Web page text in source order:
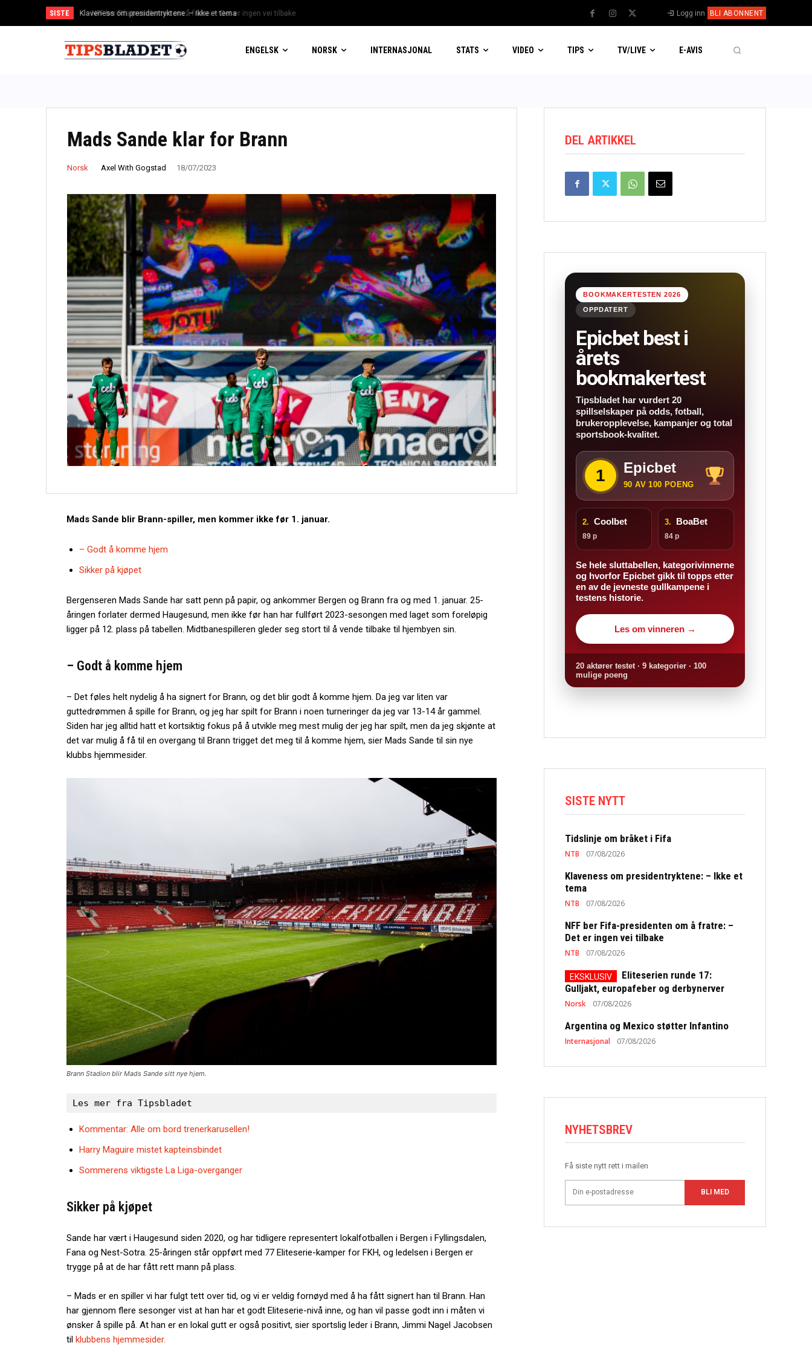
SISTE NFF ber Fifa-presidenten om å fratre: – Det er ingen vei tilbake Logg inn BLI ABONNENT
ENGELSK NORSK INTERNASJONAL STATS VIDEO TIPS TV/LIVE E-AVIS
Mads Sande klar for Brann
Norsk Axel With Gogstad 18/07/2023
Mads Sande blir Brann-spiller, men kommer ikke før 1. januar.
– Godt å komme hjem
Sikker på kjøpet
Bergenseren Mads Sande har satt penn på papir, og ankommer Bergen og Brann fra og med 1. januar. 25-
åringen forlater dermed Haugesund, men ikke før han har fullført 2023-sesongen med laget som foreløpig
ligger på 12. plass på tabellen. Midtbanespilleren gleder seg stort til å vende tilbake til hjembyen sin.
– Godt å komme hjem
– Det føles helt nydelig å ha signert for Brann, og det blir godt å komme hjem. Da jeg var liten var
guttedrømmen å spille for Brann, og jeg har spilt for Brann i noen turneringer da jeg var 13-14 år gammel.
Siden har jeg alltid hatt et kortsiktig fokus på å utvikle meg mest mulig der jeg har spilt, men da jeg skjønte at
det var mulig å få til en overgang til Brann trigget det meg til å komme hjem, sier Mads Sande til sin nye
klubbs hjemmesider.
Brann Stadion blir Mads Sande sitt nye hjem.
Les mer fra Tipsbladet
Kommentar: Alle om bord trenerkarusellen!
Harry Maguire mistet kapteinsbindet
Sommerens viktigste La Liga-overganger
Sikker på kjøpet
Sande har vært i Haugesund siden 2020, og har tidligere representert lokalfotballen i Bergen i Fyllingsdalen,
Fana og Nest-Sotra. 25-åringen står oppført med 77 Eliteserie-kamper for FKH, og ledelsen i Bergen er
trygge på at de har fått rett mann på plass.
– Mads er en spiller vi har fulgt tett over tid, og vi er veldig fornøyd med å ha fått signert han til Brann. Han
har gjennom flere sesonger vist at han har et godt Eliteserie-nivå inne, og han vil passe godt inn i måten vi
ønsker å spille på. At han er en lokal gutt er også positivt, sier sportslig leder i Brann, Jimmi Nagel Jacobsen
til klubbens hjemmesider.
DEL ARTIKKEL
BOOKMAKERTESTEN 2026
OPPDATERT
Epicbet best i
årets
bookmakertest
Tipsbladet har vurdert 20
spillselskaper på odds, fotball,
brukeropplevelse, kampanjer og total
sportsbook-kvalitet.
1 Epicbet
90 AV 100 POENG
2. Coolbet
89 p
3. BoaBet
84 p
Se hele sluttabellen, kategorivinnerne
og hvorfor Epicbet gikk til topps etter
en av de jevneste gullkampene i
testens historie.
Les om vinneren →
20 aktører testet · 9 kategorier · 100
mulige poeng
SISTE NYTT
Tidslinje om bråket i Fifa
NTB 07/08/2026
Klaveness om presidentryktene: – Ikke et
tema
NTB 07/08/2026
NFF ber Fifa-presidenten om å fratre: –
Det er ingen vei tilbake
NTB 07/08/2026
Eliteserien runde 17:
Gulljakt, europafeber og derbynerver
Norsk 07/08/2026
Argentina og Mexico støtter Infantino
Internasjonal 07/08/2026
NYHETSBREV
Få siste nytt rett i mailen
BLI MED